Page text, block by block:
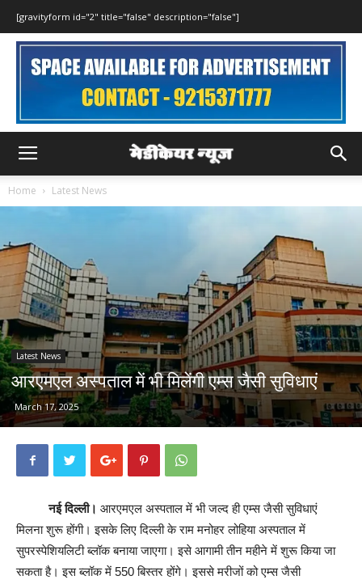
[gravityform id="2" title="false" description="false"]
Home Latest News
Latest News
आरएमएल अस्पताल में भी मिलेंगी एम्स जैसी सुविधाएं
March 17, 2025
नई दिल्ली। आरएमएल अस्पताल में भी जल्द ही एम्स जैसी सुविधाएं
मिलना शुरू होंगी। इसके लिए दिल्ली के राम मनोहर लोहिया अस्पताल में
सुपरस्पेशियलिटी ब्लॉक बनाया जाएगा। इसे आगामी तीन महीने में शुरू किया जा
सकता है। इस ब्लॉक में 550 बिस्तर होंगे। इससे मरीजों को एम्स जैसी